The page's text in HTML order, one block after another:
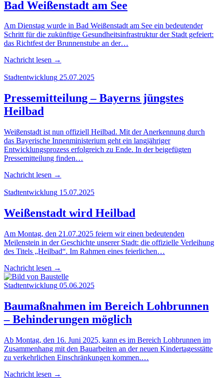
Bad Wei­ßen­stadt am See
Am Dienstag wurde in Bad Weißenstadt am See ein bedeutender
Schritt für die zukünftige Gesundheitsinfrastruktur der Stadt gefeiert:
das Richtfest der Brunnenstube an der…
Nachricht lesen →
Stadtentwicklung 25.07.2025
Pres­se­mit­tei­lung – Bay­erns jüngs­tes
Heilbad
Weißenstadt ist nun offiziell Heilbad. Mit der Anerkennung durch
das Bayerische Innenministerium geht ein langjähriger
Entwicklungsprozess erfolgreich zu Ende. In der beigefügten
Pressemitteilung finden…
Nachricht lesen →
Stadtentwicklung 15.07.2025
Wei­ßen­stadt wird Heilbad
Am Montag, den 21.07.2025 feiern wir einen bedeutenden
Meilenstein in der Geschichte unserer Stadt: die offizielle Verleihung
des Titels „Heilbad“. Im Rahmen eines feierlichen…
Nachricht lesen →
Stadtentwicklung 05.06.2025
Bau­maß­nah­men im Bereich Loh­brun­nen
– Behin­de­run­gen möglich
Ab Montag, den 16. Juni 2025, kann es im Bereich Lohbrunnen im
Zusammenhang mit den Bauarbeiten an der neuen Kindertagesstätte
zu verkehrlichen Einschränkungen kommen.…
Nachricht lesen →